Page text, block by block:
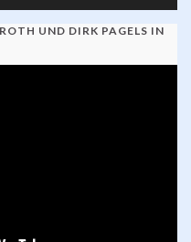
UND DIRK PAGELS IN